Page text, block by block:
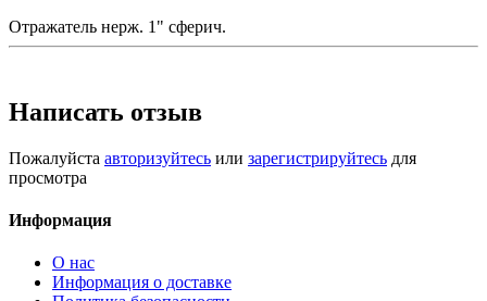
Отражатель нерж. 1" сферич.
Написать отзыв
Пожалуйста авторизуйтесь или зарегистрируйтесь для
просмотра
Информация
О нас
Информация о доставке